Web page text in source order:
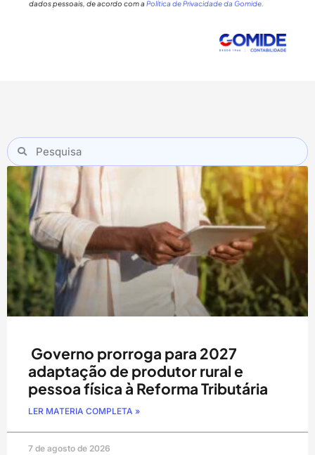
dados pessoais, de acordo com a Política de Privacidade da Gomide.
Governo prorroga para 2027
adaptação de produtor rural e
pessoa física à Reforma Tributária
LER MATERIA COMPLETA »
7 de agosto de 2026